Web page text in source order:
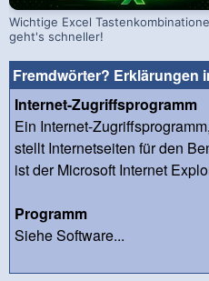
Wichtige Excel
geht's schneller!
Fremdwörter? Erklärungen
Internet-Zugriffsprogramm
Ein Internet-
stellt Internetseiten für den
ist der Microsoft Internet
Programm
Siehe Software...